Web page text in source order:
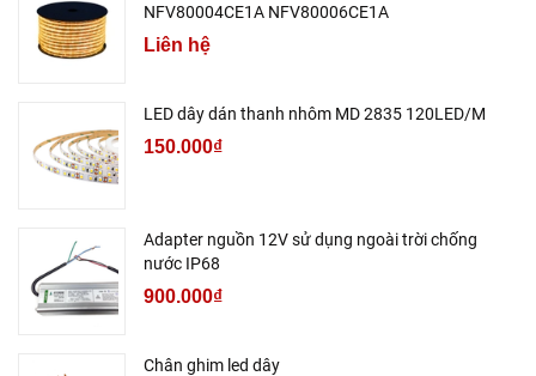
NFV80004CE1A NFV80006CE1A
Liên hệ
LED dây dán thanh nhôm MD 2835 120LED/M
150.000₫
Adapter nguồn 12V sử dụng ngoài trời chống
nước IP68
900.000₫
Chân ghim led dây